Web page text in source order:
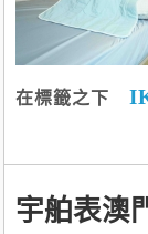
在標籤之下
宇舶表澳